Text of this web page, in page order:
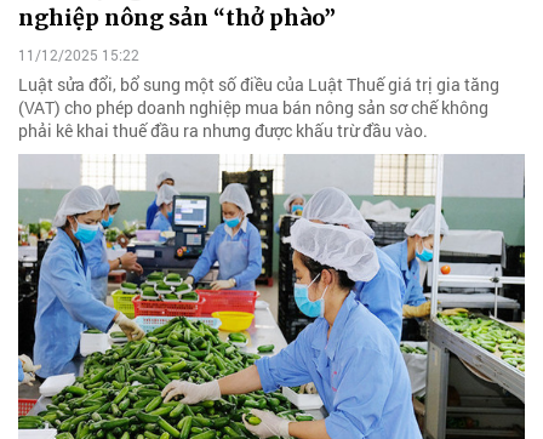
nghiệp nông sản “thở phào”
11/12/2025 15:22
Luật sửa đổi, bổ sung một số điều của Luật Thuế giá trị gia tăng
(VAT) cho phép doanh nghiệp mua bán nông sản sơ chế không
phải kê khai thuế đầu ra nhưng được khấu trừ đầu vào.